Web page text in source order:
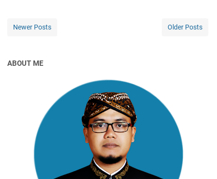
Newer Posts Older Posts
ABOUT ME